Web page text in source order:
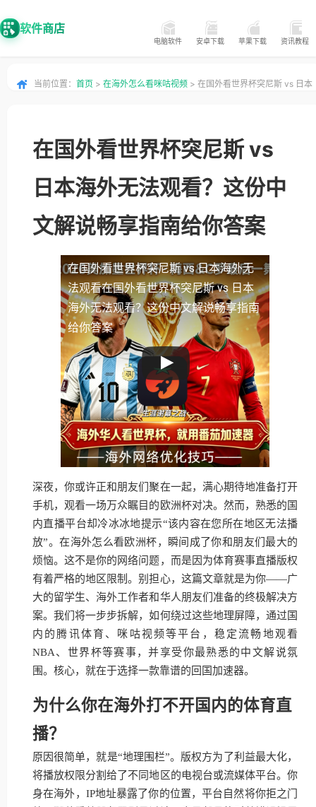
软件商店
电脑软件 安卓下载 苹果下载 资讯教程
当前位置： 首页 > 在海外怎么看咪咕视频 > 在国外看世界杯突尼斯 vs 日本
在国外看世界杯突尼斯 vs
日本海外无法观看？这份中
文解说畅享指南给你答案
在国外看世界杯突尼斯 vs 日本海外无
法观看在国外看世界杯突尼斯 vs 日本
海外无法观看？这份中文解说畅享指南
给你答案
深夜，你或许正和朋友们聚在一起，满心期待地准备打开
手机，观看一场万众瞩目的欧洲杯对决。然而，熟悉的国
内直播平台却冷冰冰地提示“该内容在您所在地区无法播
放”。在海外怎么看欧洲杯，瞬间成了你和朋友们最大的
烦恼。这不是你的网络问题，而是因为体育赛事直播版权
有着严格的地区限制。别担心，这篇文章就是为你——广
大的留学生、海外工作者和华人朋友们准备的终极解决方
案。我们将一步步拆解，如何绕过这些地理屏障，通过国
内的腾讯体育、咪咕视频等平台，稳定流畅地观看
NBA、世界杯等赛事，并享受你最熟悉的中文解说氛
围。核心，就在于选择一款靠谱的回国加速器。
为什么你在海外打不开国内的体育直
播？
原因很简单，就是“地理围栏”。版权方为了利益最大化，
将播放权限分割给了不同地区的电视台或流媒体平台。你
身在海外，IP地址暴露了你的位置，平台自然将你拒之门